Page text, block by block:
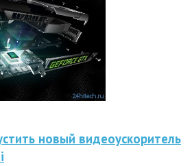
новый видеоускоритель